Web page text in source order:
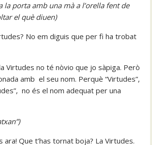
la porta amb una mà a l’orella fent de
el què diuen)
No em diguis que per fi ha trobat
Virtudes no té nòvio que jo sàpiga. Però
amb el seu nom. Perquè “Virtudes”,
no és el nom adequat per una
ara! Que t’has tornat boja? La Virtudes.